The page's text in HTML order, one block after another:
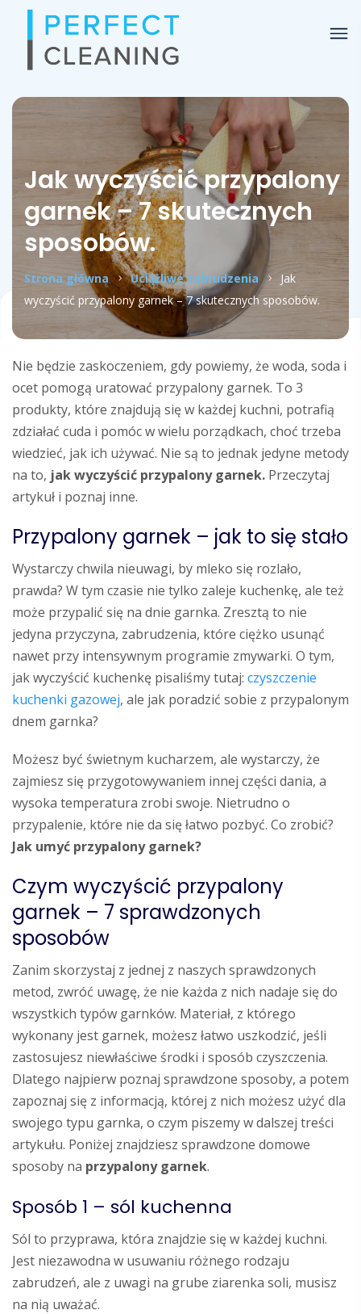
Jak wyczyścić przypalony
garnek – 7 skutecznych
sposobów.
Strona główna Uciążliwe zabrudzenia
Jak
wyczyścić przypalony garnek – 7 skutecznych sposobów.
Nie będzie zaskoczeniem, gdy powiemy, że woda, soda i
ocet pomogą uratować przypalony garnek. To 3
produkty, które znajdują się w każdej kuchni, potrafią
zdziałać cuda i pomóc w wielu porządkach, choć trzeba
wiedzieć, jak ich używać. Nie są to jednak jedyne metody
na to, jak wyczyścić przypalony garnek. Przeczytaj
artykuł i poznaj inne.
Przypalony garnek – jak to się stało
Wystarczy chwila nieuwagi, by mleko się rozlało,
prawda? W tym czasie nie tylko zaleje kuchenkę, ale też
może przypalić się na dnie garnka. Zresztą to nie
jedyna przyczyna, zabrudzenia, które ciężko usunąć
nawet przy intensywnym programie zmywarki. O tym,
jak wyczyścić kuchenkę pisaliśmy tutaj: czyszczenie
kuchenki gazowej, ale jak poradzić sobie z przypalonym
dnem garnka?
Możesz być świetnym kucharzem, ale wystarczy, że
zajmiesz się przygotowywaniem innej części dania, a
wysoka temperatura zrobi swoje. Nietrudno o
przypalenie, które nie da się łatwo pozbyć. Co zrobić?
Jak umyć przypalony garnek?
Czym wyczyścić przypalony
garnek – 7 sprawdzonych
sposobów
Zanim skorzystaj z jednej z naszych sprawdzonych
metod, zwróć uwagę, że nie każda z nich nadaje się do
wszystkich typów garnków. Materiał, z którego
wykonany jest garnek, możesz łatwo uszkodzić, jeśli
zastosujesz niewłaściwe środki i sposób czyszczenia.
Dlatego najpierw poznaj sprawdzone sposoby, a potem
zapoznaj się z informacją, której z nich możesz użyć dla
swojego typu garnka, o czym piszemy w dalszej treści
artykułu. Poniżej znajdziesz sprawdzone domowe
sposoby na przypalony garnek.
Sposób 1 – sól kuchenna
Sól to przyprawa, która znajdzie się w każdej kuchni.
Jest niezawodna w usuwaniu różnego rodzaju
zabrudzeń, ale z uwagi na grube ziarenka soli, musisz
na nią uważać.